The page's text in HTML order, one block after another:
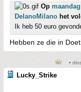
Op
DelanoMilano het
Ik heb 50 euro
Hebben ze die in
•
Lucky_Strike